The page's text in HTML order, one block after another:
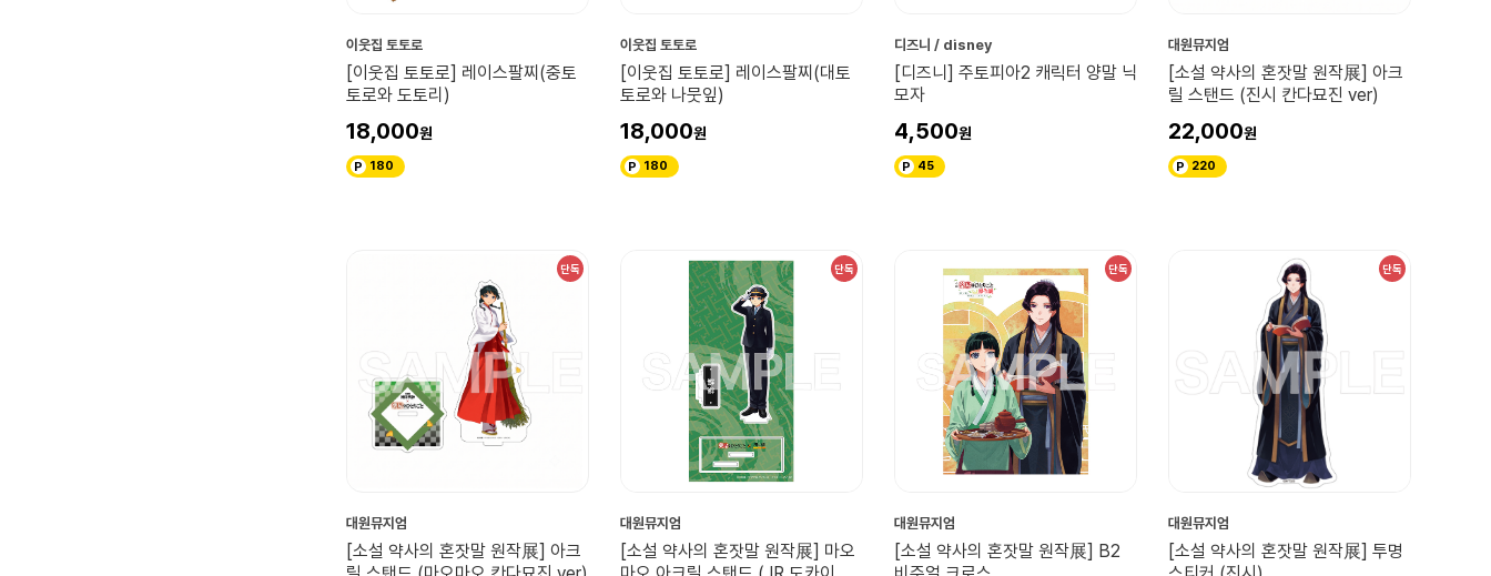
이웃집 토토로
[이웃집 토토로] 레이스팔찌(중토
토로와 도토리)
18,000
180
이웃집 토토로
[이웃집 토토로] 레이스팔찌(대토
토로와 나뭇잎)
18,000
180
디즈니 / disney
[디즈니] 주토피아2 캐릭터 양말 닉
모자
4,500
45
대원뮤지엄
[소설 약사의 혼잣말 원작展] 아크
릴 스탠드 (진시 칸다묘진 ver)
22,000
220
대원뮤지엄
[소설 약사의 혼잣말 원작展] 아크
단독
대원뮤지엄
[소설 약사의 혼잣말 원작展] 마오
단독
대원뮤지엄
[소설 약사의 혼잣말 원작展] B2
단독
대원뮤지엄
[소설 약사의 혼잣말 원작展] 투명
단독